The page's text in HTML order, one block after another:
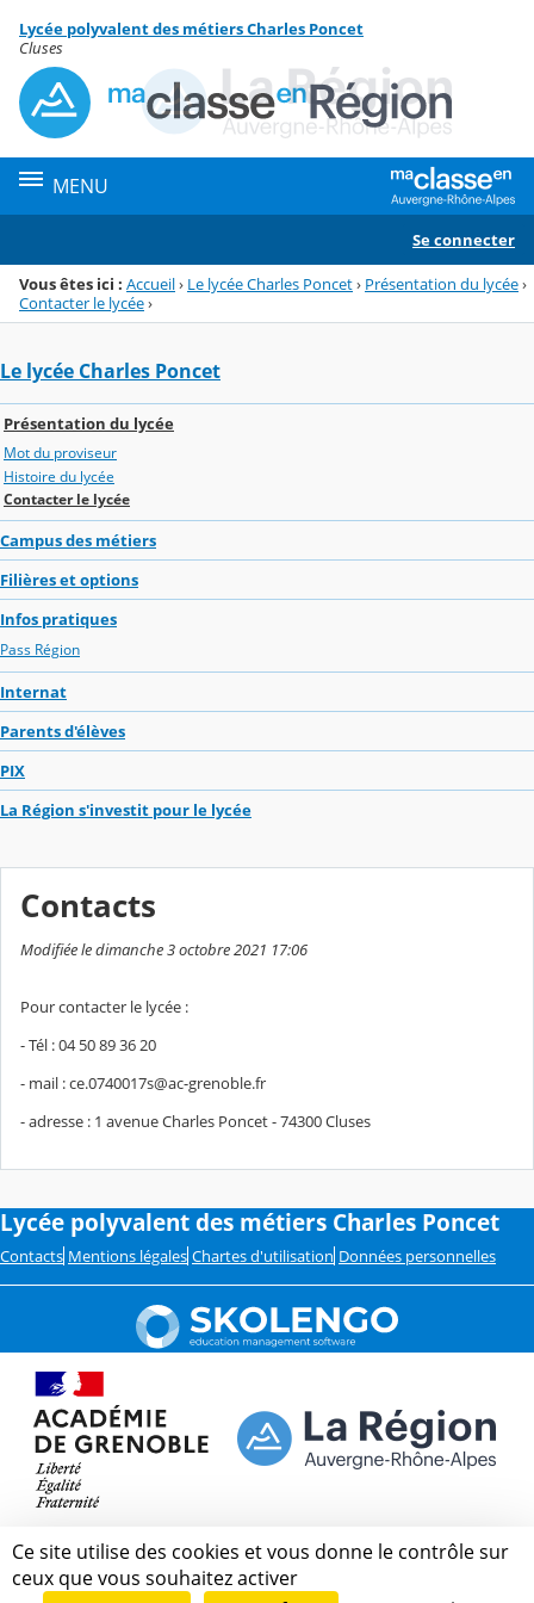
Menu de la rubrique
Contenu
Lycée polyvalent des métiers Charles Poncet
Cluses
MENU
Se connecter
Vous êtes ici : Accueil› Le lycée Charles Poncet› Présentation du lycée›
Contacter le lycée›
Le lycée Charles Poncet
Présentation du lycée
Mot du proviseur
Histoire du lycée
Contacter le lycée
Campus des métiers
Filières et options
Infos pratiques
Pass Région
Internat
Parents d'élèves
PIX
La Région s'investit pour le lycée
Contacts
Modifiée le dimanche 3 octobre 2021 17:06
Pour contacter le lycée :
- Tél : 04 50 89 36 20
- mail : ce.0740017s@ac-grenoble.fr
- adresse : 1 avenue Charles Poncet - 74300 Cluses
Lycée polyvalent des métiers Charles Poncet
Contacts Mentions légales Chartes d'utilisation Données personnelles
Ce site utilise des cookies et vous donne le contrôle sur
ceux que vous souhaitez activer